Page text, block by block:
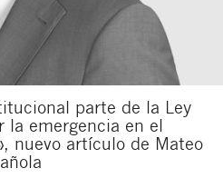
parte de la Ley
la emergencia en el
nuevo artículo de Mateo